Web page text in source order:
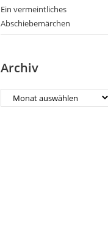
Ein vermeintliches
Abschiebemärchen
Archiv